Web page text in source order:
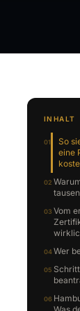
INHALT
So
eine
Vom
Wer